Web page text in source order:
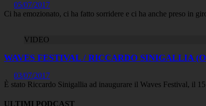
05/07/2017
Ci ha emozionato, ci ha fatto sorridere e ci ha anche preso in
VIDEO
WAVES FESTIVAL / RICCARDO SINIGALLIA
03/07/2017
È stato Riccardo Sinigallia ad inaugurare il Waves Festival, il
ULTIMI PODCAST